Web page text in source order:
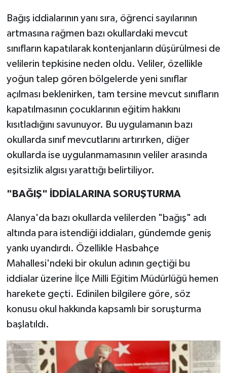
Bağış iddialarının yanı sıra, öğrenci sayılarının
artmasına rağmen bazı okullardaki mevcut
sınıfların kapatılarak kontenjanların düşürülmesi de
velilerin tepkisine neden oldu. Veliler, özellikle
yoğun talep gören bölgelerde yeni sınıflar
açılması beklenirken, tam tersine mevcut sınıfların
kapatılmasının çocuklarının eğitim hakkını
kısıtladığını savunuyor. Bu uygulamanın bazı
okullarda sınıf mevcutlarını artırırken, diğer
okullarda ise uygulanmamasının veliler arasında
eşitsizlik algısı yarattığı belirtiliyor.
"BAĞIŞ" İDDİALARINA SORUŞTURMA
Alanya'da bazı okullarda velilerden "bağış" adı
altında para istendiği iddiaları, gündemde geniş
yankı uyandırdı. Özellikle Hasbahçe
Mahallesi'ndeki bir okulun adının geçtiği bu
iddialar üzerine İlçe Milli Eğitim Müdürlüğü hemen
harekete geçti. Edinilen bilgilere göre, söz
konusu okul hakkında kapsamlı bir soruşturma
başlatıldı.